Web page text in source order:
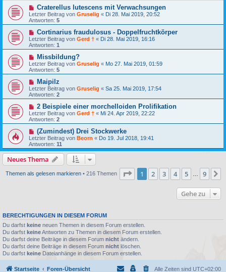
Craterellus lutescens mit Verwachsungen
Letzter Beitrag von Gruselig « Di 28. Mai 2019, 20:52
Antworten: 5
Cortinarius fraudulosus - Doppelfruchtkörper
Letzter Beitrag von Gerd † « Di 28. Mai 2019, 16:16
Antworten: 1
Missbildung?
Letzter Beitrag von Gruselig « Mo 27. Mai 2019, 01:59
Antworten: 5
Maipilz
Letzter Beitrag von Gruselig « Sa 25. Mai 2019, 17:54
Antworten: 2
2 Beispiele einer morchelloiden Prolifikation
Letzter Beitrag von Gerd † « Mi 24. Apr 2019, 22:22
Antworten: 2
(Zumindest) Drei Stockwerke
Letzter Beitrag von Beorn « Do 19. Jul 2018, 19:41
Antworten: 11
Neues Thema
Themen als gelesen markieren• 216 Themen Seite 1von
1 2 3 4 5 9
Gehe zu
BERECHTIGUNGEN IN DIESEM FORUM
Du darfst keine neuen Themen in diesem Forum erstellen.
Du darfst keineAntworten zu Themen in diesem Forum erstellen.
Du darfst deine Beiträge in diesem Forum nicht ändern.
Du darfst deine Beiträge in diesem Forum nicht löschen.
Du darfst keine Dateianhänge in diesem Forum erstellen.
Startseite Foren-Übersicht Alle Zeiten sind UTC+02:00